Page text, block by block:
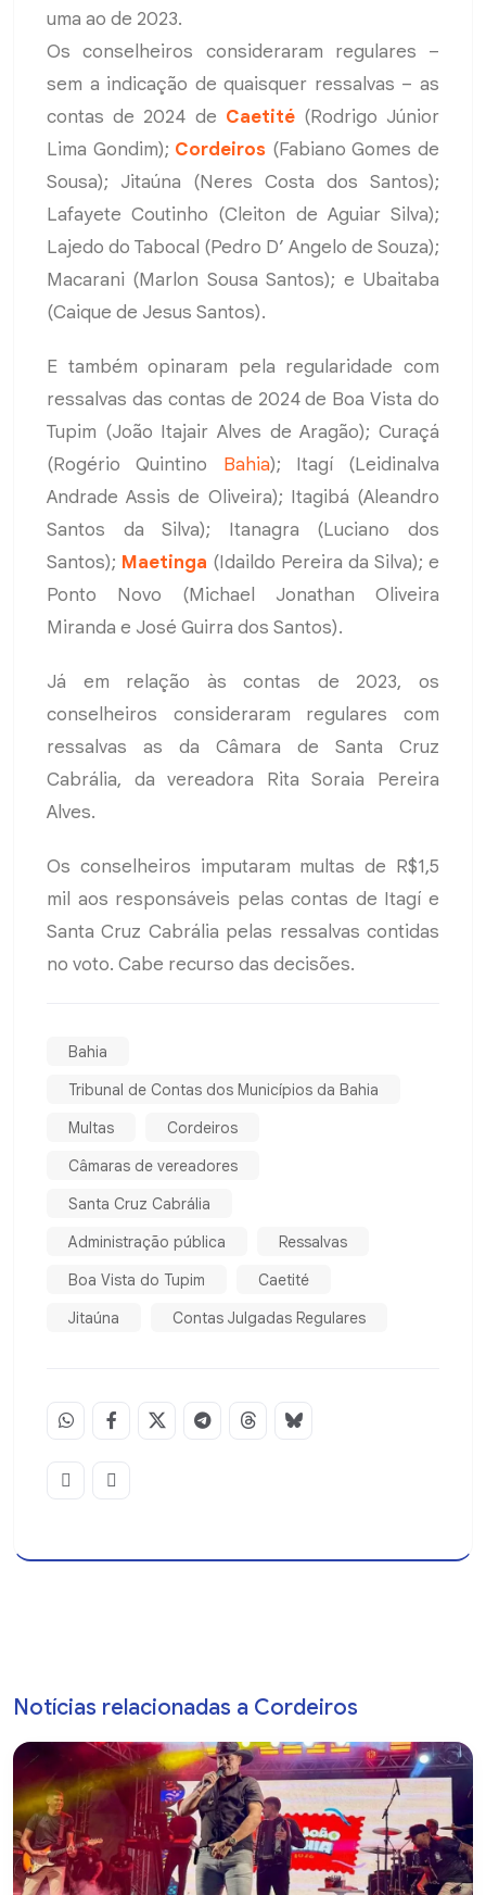
uma ao de 2023.
Os conselheiros consideraram regulares –
sem a indicação de quaisquer ressalvas – as
contas de 2024 de Caetité(Rodrigo Júnior
Lima Gondim); Cordeiros (Fabiano Gomes de
Sousa); Jitaúna (Neres Costa dos Santos);
Lafayete Coutinho (Cleiton de Aguiar Silva);
Lajedo do Tabocal (Pedro D’ Angelo de Souza);
Macarani (Marlon Sousa Santos); e Ubaitaba
(Caique de Jesus Santos).
E também opinaram pela regularidade com
ressalvas das contas de 2024 de Boa Vista do
Tupim (João Itajair Alves de Aragão); Curaçá
(Rogério Quintino Bahia); Itagí (Leidinalva
Andrade Assis de Oliveira); Itagibá (Aleandro
Santos da Silva); Itanagra (Luciano dos
Santos); Maetinga (Idaildo Pereira da Silva); e
Ponto Novo (Michael Jonathan Oliveira
Miranda e José Guirra dos Santos).
Já em relação às contas de 2023, os
conselheiros consideraram regulares com
ressalvas as da Câmara de Santa Cruz
Cabrália, da vereadora Rita Soraia Pereira
Alves.
Os conselheiros imputaram multas de R$1,5
mil aos responsáveis pelas contas de Itagí e
Santa Cruz Cabrália pelas ressalvas contidas
no voto. Cabe recurso das decisões.
Bahia
Tribunal de Contas dos Municípios da Bahia
Multas
Cordeiros
Câmaras de vereadores
Santa Cruz Cabrália
Administração pública
Ressalvas
Boa Vista do Tupim
Caetité
Jitaúna
Contas Julgadas Regulares
Notícias relacionadas a Cordeiros